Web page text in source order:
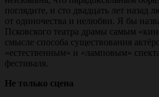
поглядите, и сто двадцать лет назад
от одиночества и нелюбви. Я бы
Псковского театра драмы самым
смысле способа существования
«естественным» и «ламповым»
фестиваля.
Не только сцена